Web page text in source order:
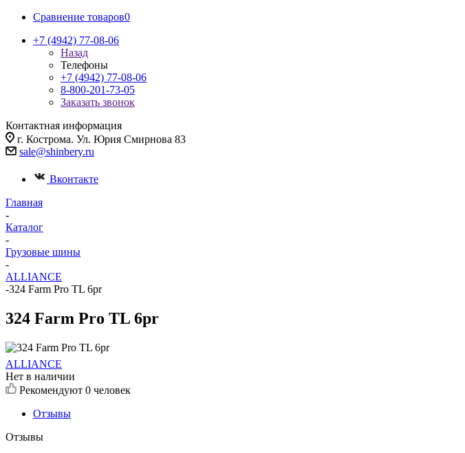
Сравнение товаров0
+7 (4942) 77-08-06
Назад
Телефоны
+7 (4942) 77-08-06
8-800-201-73-05
Заказать звонок
Контактная информация
г. Кострома. Ул. Юрия Смирнова 83
sale@shinbery.ru
Вконтакте
Главная
-
Каталог
-
Грузовые шины
-
ALLIANCE
-324 Farm Pro TL 6pr
324 Farm Pro TL 6pr
ALLIANCE
Нет в наличии
Рекомендуют 0 человек
Отзывы
Отзывы